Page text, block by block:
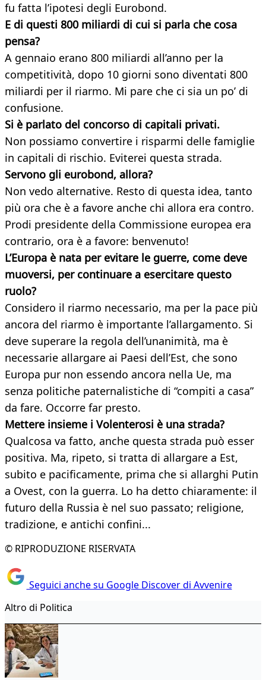
fu fatta l’ipotesi degli Eurobond.
E di questi 800 miliardi di cui si parla che cosa
pensa?
A gennaio erano 800 miliardi all’anno per la
competitività, dopo 10 giorni sono diventati 800
miliardi per il riarmo. Mi pare che ci sia un po’ di
confusione.
Si è parlato del concorso di capitali privati.
Non possiamo convertire i risparmi delle famiglie
in capitali di rischio. Eviterei questa strada.
Servono gli eurobond, allora?
Non vedo alternative. Resto di questa idea, tanto
più ora che è a favore anche chi allora era contro.
Prodi presidente della Commissione europea era
contrario, ora è a favore: benvenuto!
L’Europa è nata per evitare le guerre, come deve
muoversi, per continuare a esercitare questo
ruolo?
Considero il riarmo necessario, ma per la pace più
ancora del riarmo è importante l’allargamento. Si
deve superare la regola dell’unanimità, ma è
necessarie allargare ai Paesi dell’Est, che sono
Europa pur non essendo ancora nella Ue, ma
senza politiche paternalistiche di “compiti a casa”
da fare. Occorre far presto.
Mettere insieme i Volenterosi è una strada?
Qualcosa va fatto, anche questa strada può esser
positiva. Ma, ripeto, si tratta di allargare a Est,
subito e pacificamente, prima che si allarghi Putin
a Ovest, con la guerra. Lo ha detto chiaramente: il
futuro della Russia è nel suo passato; religione,
tradizione, e antichi confini...
© RIPRODUZIONE RISERVATA
Seguici anche su Google Discover di Avvenire
Altro di Politica